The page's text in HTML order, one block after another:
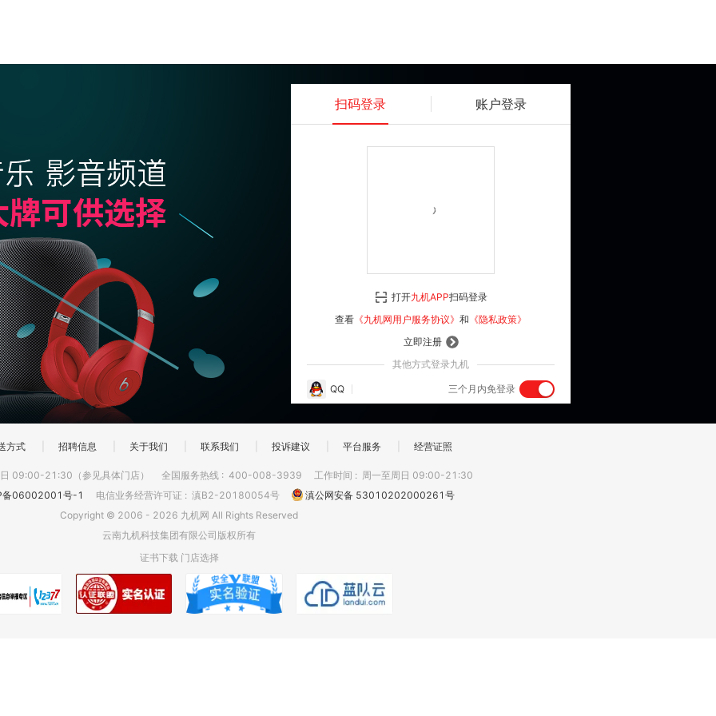
扫码登录 账户登录
登 录
立即注册
其他方式登录九机
QQ 三个月内免登录
打开九机APP扫码登录
查看 《九机网用户服务协议》 和 《隐私政策》
方式 招聘信息 关于我们 联系我们 投诉建议 平台服务 经营证照
09:00-21:30（参见具体门店） 全国服务热线 : 400-008-3939 工作时间 : 周一至周日 09:00-21:30
备06002001号-1
电信业务经营许可证 : 滇B2-20180054号
滇公网安备 53010202000261号
Copyright © 2006 - 2026 九机网 All Rights Reserved
云南九机科技集团有限公司版权所有
证书下载 门店选择